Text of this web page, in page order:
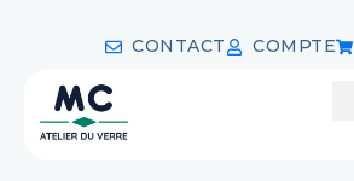
CONTACT COMPTE